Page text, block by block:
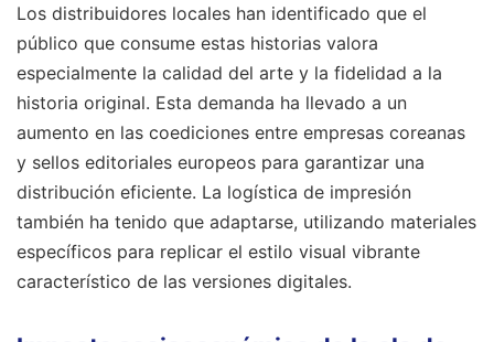
Los distribuidores locales han identificado que el
público que consume estas historias valora
especialmente la calidad del arte y la fidelidad a la
historia original. Esta demanda ha llevado a un
aumento en las coediciones entre empresas coreanas
y sellos editoriales europeos para garantizar una
distribución eficiente. La logística de impresión
también ha tenido que adaptarse, utilizando materiales
específicos para replicar el estilo visual vibrante
característico de las versiones digitales.